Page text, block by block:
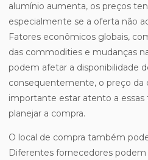
alumínio aumenta, os preços
especialmente se a oferta não
Fatores econômicos globais,
das commodities e mudanças
podem afetar a disponibilidade
consequentemente, o preço da
importante estar atento a
planejar a compra.
O local de compra também
Diferentes fornecedores